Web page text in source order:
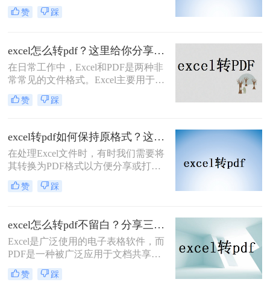
的实用方法，帮助您轻松实现这一需
求。
有时我们需要将Excel表格以PDF格式
保存或分享，以确保表格的格式和内
和高清晰度等特点，使得它成为了一
种理想的文件格式。本文将详细介绍
excel表格怎样生成pdf文件，帮助大家
更好地完成相关操作。
赞 踩
excel怎么转pdf？这里给你分享这二种操作方法！
在日常工作中，Excel和PDF是两种非
常常见的文件格式。Excel主要用于数
据管理和分析，而PDF则因其不可编
辑和跨平台的特性，常用于文档分享
件转换为PDF格式，以便在不需要修
改内容的情况下分享或打印文档。本
文将指导您excel怎么转pdf，并介绍两
种常用的方法。
赞 踩
excel转pdf如何保持原格式？这三种方法原格式不丢失！
​在处理Excel文件时，有时我们需要将
其转换为PDF格式以方便分享或打
印。保持格式不变是转换过程中一个
重要的要求。那么excel转pdf如何保持
时保持原格式。
赞 踩
excel怎么转pdf不留白？分享三个简单而有效的方法！
Excel是广泛使用的电子表格软件，而
PDF是一种被广泛应用于文档共享和
打印的格式。所以，很多人都在寻找
将Excel文件转换成PDF文件的方法。
赞 踩